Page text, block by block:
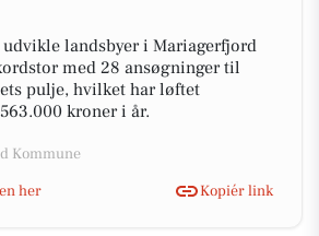
landsbyer i Mariagerfjord
med 28 ansøgninger til
pulje, hvilket har løftet
kroner i år.
Kommune
her
Kopiér link